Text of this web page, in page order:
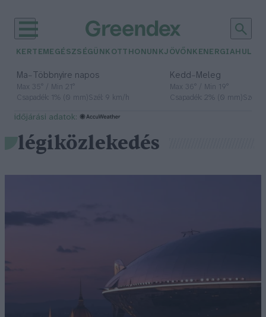
KERTEM EGÉSZSÉGÜNK OTTHONUNKJÖVŐNK ENERGIA
Ma– Többnyire napos
Max 35° / Min 21°
Csapadék: 1% (0 mm)Szél: 9 km/h
Kedd– Meleg
Max 36° / Min 19°
Csapadék: 2% (0 mm)Szél:
időjárási adatok:
légiközlekedés